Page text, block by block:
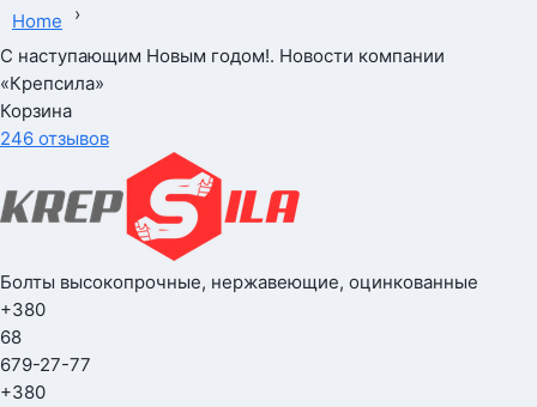
Home
›
С наступающим Новым годом!. Новости компании
«Крепсила»
Корзина
246 отзывов
Болты высокопрочные, нержавеющие, оцинкованные
+380
68
679-27-77
+380